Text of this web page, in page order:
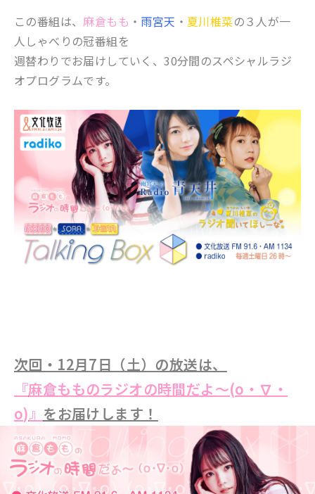
この番組は、麻倉もも ・ 雨宮天 ・ 夏川椎菜の３人が一
人しゃべりの冠番組を
週替わりでお届けしていく、30分間のスペシャルラジ
オプログラムです。
次回・12月7日（土）の放送は、
『麻倉もものラジオの時間だよ～(o・∇・
o)』 をお届けします！